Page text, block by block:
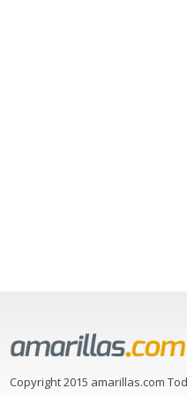
Copyright 2015 amarillas.com